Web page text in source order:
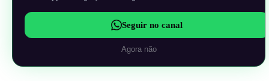
Seguir no canal
Agora não